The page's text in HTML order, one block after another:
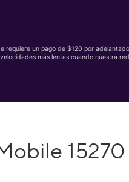
requiere un pago de $120 por
más lentas cuando nuestra